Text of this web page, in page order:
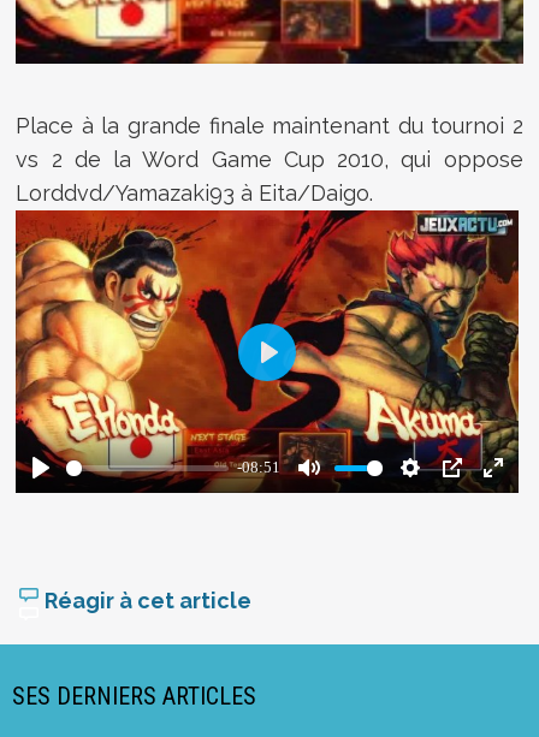
Place à la grande finale maintenant du tournoi 2
vs 2 de la Word Game Cup 2010, qui oppose
Lorddvd/Yamazaki93 à Eita/Daigo.
Réagir à cet article
SES DERNIERS ARTICLES